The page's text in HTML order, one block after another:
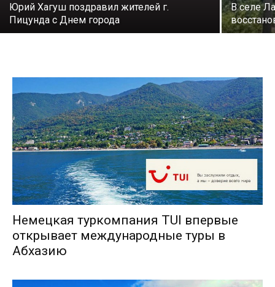
Юрий Хагуш поздравил жителей г.
Пицунда с Днем города
В селе
Немецкая туркомпания TUI впервые
открывает международные туры в
Абхазию